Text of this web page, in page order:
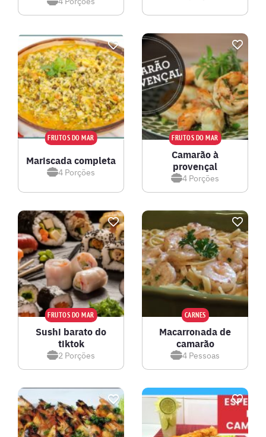
FRUTOS DO MAR
Mariscada completa
4 Porções
FRUTOS DO MAR
Camarão à
provençal
4 Porções
FRUTOS DO MAR
Sushi barato do
tiktok
2 Porções
CARNES
Macarronada de
camarão
4 Pessoas